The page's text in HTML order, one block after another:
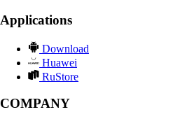
Applications
Download
Huawei
RuStore
COMPANY